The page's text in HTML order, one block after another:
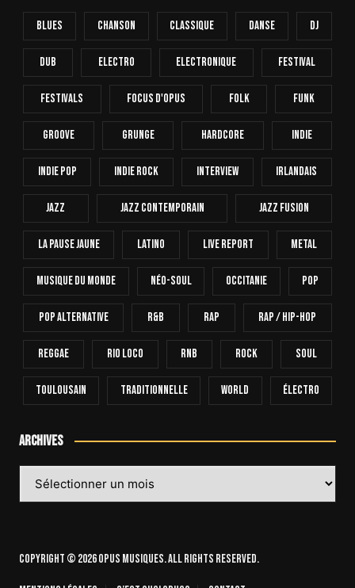
Blues Chanson Classique Danse Dj
Dub Electro Electronique FESTIVAL
Festivals Focus D'Opus Folk Funk
Groove Grunge Hardcore INDIE
Indie Pop Indie Rock Interview Irlandais
Jazz Jazz Contemporain Jazz Fusion
La Pause Jaune Latino Live Report Metal
Musique Du Monde Néo-Soul Occitanie Pop
Pop Alternative R&B Rap Rap / Hip-Hop
Reggae Rio Loco RnB Rock Soul
Toulousain Traditionnelle World Électro
Archives
Copyright © 2026 OPUS Musiques. All rights reserved.